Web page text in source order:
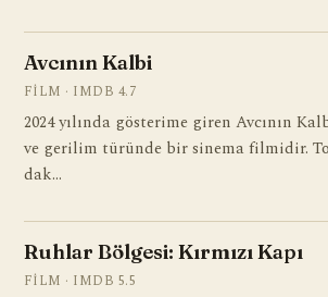
Avcının Kalbi
FILM · IMDB 4.7
2024 yılında gösterime giren Avcının
ve gerilim türünde bir sinema filmidir.
dak…
Ruhlar Bölgesi: Kırmızı Kapı
FILM · IMDB 5.5